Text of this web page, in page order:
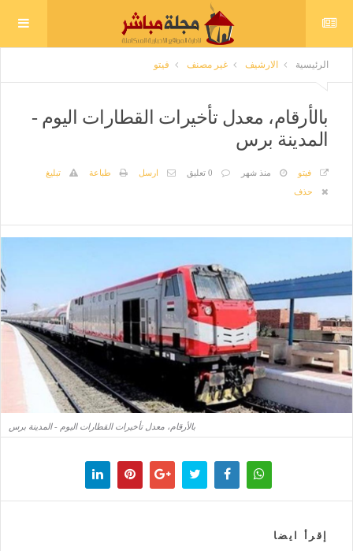
الرئيسية الارشيف غير مصنف فيتو
بالأرقام، معدل تأخيرات القطارات اليوم -
المدينة برس
فيتو منذ شهر 0 تعليق ارسل طباعة
تبليغ
حذف
بالأرقام، معدل تأخيرات القطارات اليوم - المدينة برس
إقرأ ايضا